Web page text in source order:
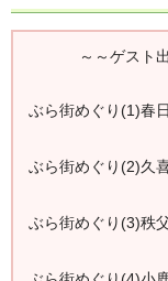
～～ゲスト
ぶら街めぐり(1)春
ぶら街めぐり(2)久
ぶら街めぐり(3)秩